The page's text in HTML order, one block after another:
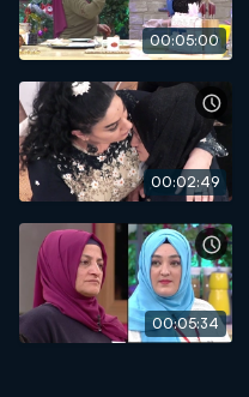
00:05:00
00:02:49
00:05:34